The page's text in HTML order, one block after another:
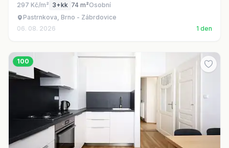
297 Kč/m² 3+kk 74 m²Osobní
Pastrnkova, Brno - Zábrdovice
06. 08. 2026
1 den
100